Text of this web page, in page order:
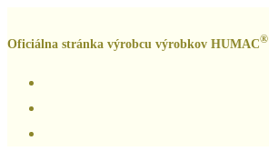
to
Oficiálna stránka výrobcu výrobkov HUMAC®